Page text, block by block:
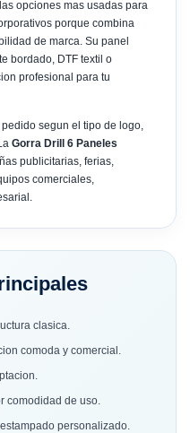
opciones mas usadas para
porque combina
de marca. Su panel
bordado, DTF textil o
profesional para tu
segun el tipo de logo,
Gorra Drill 6 Paneles
publicitarias, ferias,
comerciales,
clasica.
comoda y comercial.
comodidad de uso.
personalizado.